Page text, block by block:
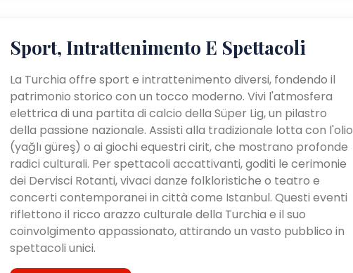
Sport, Intrattenimento E Spettacoli
La Turchia offre sport e intrattenimento diversi, fondendo il
patrimonio storico con un tocco moderno. Vivi l'atmosfera
elettrica di una partita di calcio della Süper Lig, un pilastro
della passione nazionale. Assisti alla tradizionale lotta con l'olio
(yağlı güreş) o ai giochi equestri cirit, che mostrano profonde
radici culturali. Per spettacoli accattivanti, goditi le cerimonie
dei Dervisci Rotanti, vivaci danze folkloristiche o teatro e
concerti contemporanei in città come Istanbul. Questi eventi
riflettono il ricco arazzo culturale della Turchia e il suo
coinvolgimento appassionato, attirando un vasto pubblico in
spettacoli unici.